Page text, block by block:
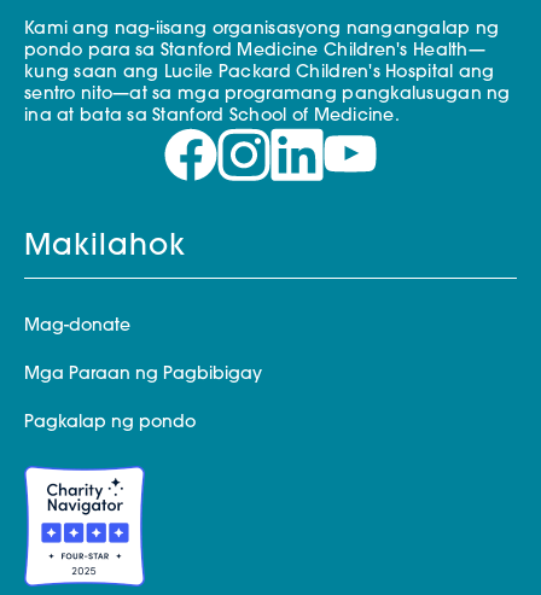
Kami ang nag-iisang organisasyong nangangalap ng
pondo para sa Stanford Medicine Children's Health—
kung saan ang Lucile Packard Children's Hospital ang
sentro nito—at sa mga programang pangkalusugan ng
ina at bata sa Stanford School of Medicine.
Makilahok
Mag-donate
Mga Paraan ng Pagbibigay
Pagkalap ng pondo